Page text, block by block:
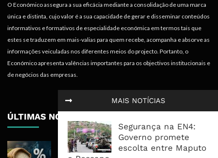
MAIS NOTÍCIAS
Segurança na EN4:
Governo promete
escolta entre Maputo
O Económico assegura a sua eficácia mediante a consolidação de uma marca
única e distinta, cujo valor é a sua capacidade de gerar e disseminar conteúdos
informativos e formativos de especialidade económica em termos tais que
estes se traduzem em mais-valias para quem recebe, acompanha e absorve as
informações veiculadas nos diferentes meios do projecto. Portanto, o
Económico apresenta valências importantes para os objectivos institucionais e
de negócios das empresas.
ÚLTIMAS NOTÍCIAS
ICM Atribui À Centralização Do Arroz